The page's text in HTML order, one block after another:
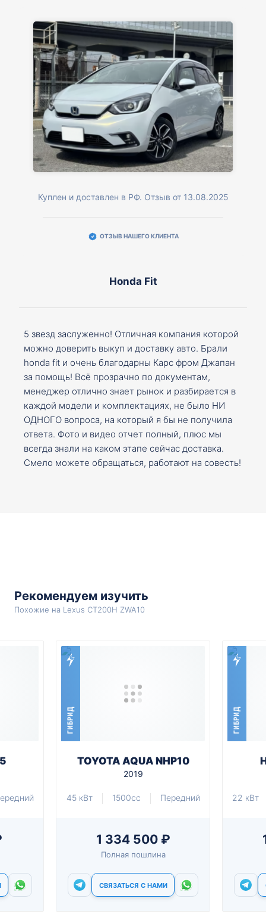
Куплен и доставлен в РФ. Отзыв от 13.08.2025
ОТЗЫВ НАШЕГО КЛИЕНТА
Honda Fit
5 звезд заслуженно! Отличная компания которой
можно доверить выкуп и доставку авто. Брали
honda fit и очень благодарны Карс фром Джапан
за помощь! Всё прозрачно по документам,
менеджер отлично знает рынок и разбирается в
каждой модели и комплектациях, не было НИ
ОДНОГО вопроса, на который я бы не получила
ответа. Фото и видео отчет полный, плюс мы
всегда знали на каком этапе сейчас доставка.
Смело можете обращаться, работают на совесть!
Рекомендуем изучить
Похожие на Lexus CT200H ZWA10
ГИБРИД
TOYOTA AQUA NHP10
2019
45 кВт 1500cc Передний
1 334 500 ₽
Полная пошлина
СВЯЗАТЬСЯ С НАМИ
ГИБРИД
22 кВт